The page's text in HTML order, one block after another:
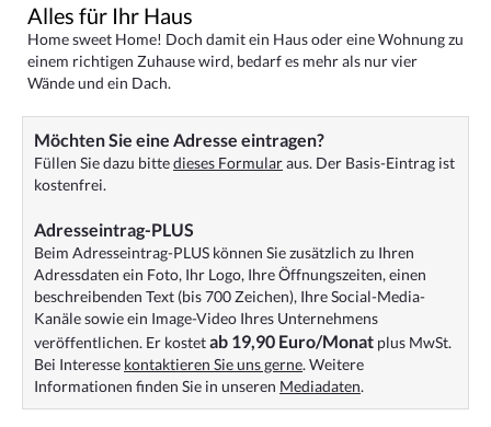
Alles für Ihr Haus
Home sweet Home! Doch damit ein Haus oder eine Wohnung zu
einem richtigen Zuhause wird, bedarf es mehr als nur vier
Wände und ein Dach.
Möchten Sie eine Adresse eintragen?
Füllen Sie dazu bittedieses Formularaus. Der Basis-Eintrag ist
kostenfrei.
Adresseintrag-PLUS
Beim Adresseintrag-PLUS können Sie zusätzlich zu Ihren
Adressdaten ein Foto, Ihr Logo, Ihre Öffnungszeiten, einen
beschreibenden Text (bis 700 Zeichen), Ihre Social-Media-
Kanäle sowie ein Image-Video Ihres Unternehmens
veröffentlichen. Er kostetab 19,90 Euro/Monat plus MwSt.
Bei Interesse kontaktieren Sie uns gerne. Weitere
Informationen finden Sie in unseren Mediadaten.